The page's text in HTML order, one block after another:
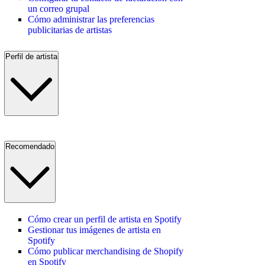
un correo grupal
Cómo administrar las preferencias
publicitarias de artistas
Perfil de artista
Recomendado
Cómo crear un perfil de artista en Spotify
Gestionar tus imágenes de artista en
Spotify
Cómo publicar merchandising de Shopify
en Spotify